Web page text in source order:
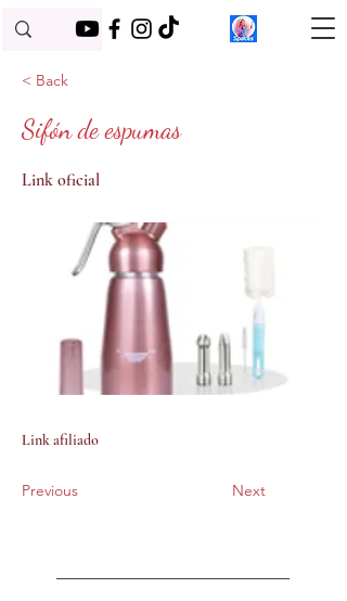
< Back
Sifón de espumas
Link oficial
Link afiliado
Previous Next